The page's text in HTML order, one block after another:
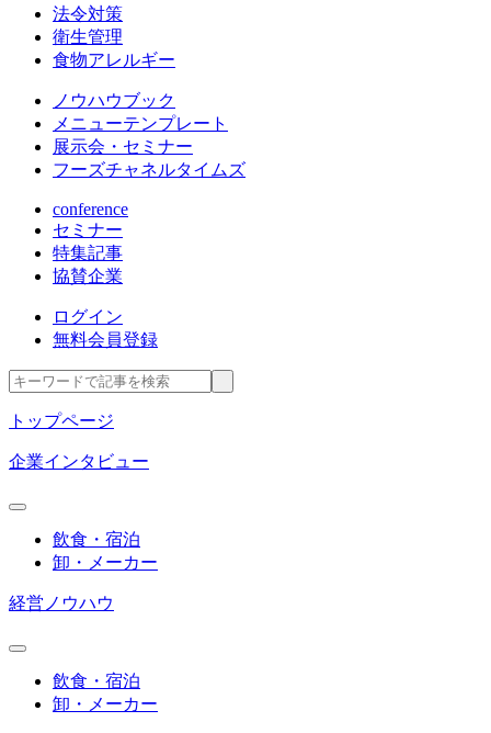
法令対策
衛生管理
食物アレルギー
ノウハウブック
メニューテンプレート
展示会・セミナー
フーズチャネルタイムズ
conference
セミナー
特集記事
協賛企業
ログイン
無料会員登録
トップページ
企業インタビュー
飲食・宿泊
卸・メーカー
経営ノウハウ
飲食・宿泊
卸・メーカー